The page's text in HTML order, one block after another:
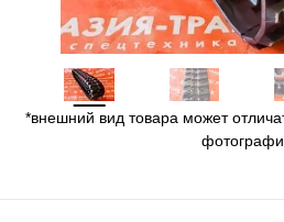
*внешний вид товара может